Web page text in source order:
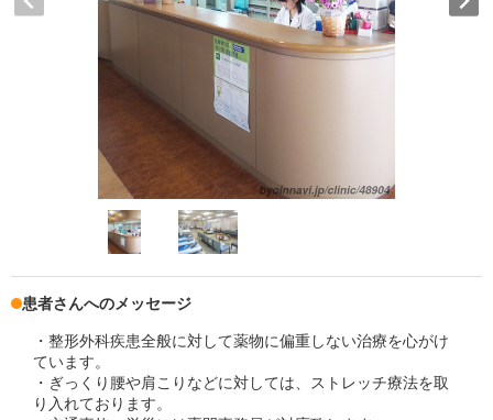
患者さんへのメッセージ
・整形外科疾患全般に対して薬物に偏重しない治療を心がけ
ています。
・ぎっくり腰や肩こりなどに対しては、ストレッチ療法を取
り入れております。